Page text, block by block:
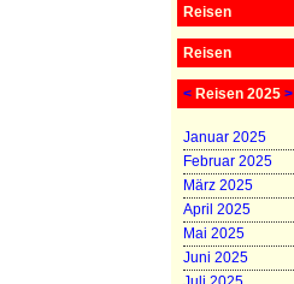
Reisen
Reisen
< Reisen 2025 >
Januar 2025
Februar 2025
März 2025
April 2025
Mai 2025
Juni 2025